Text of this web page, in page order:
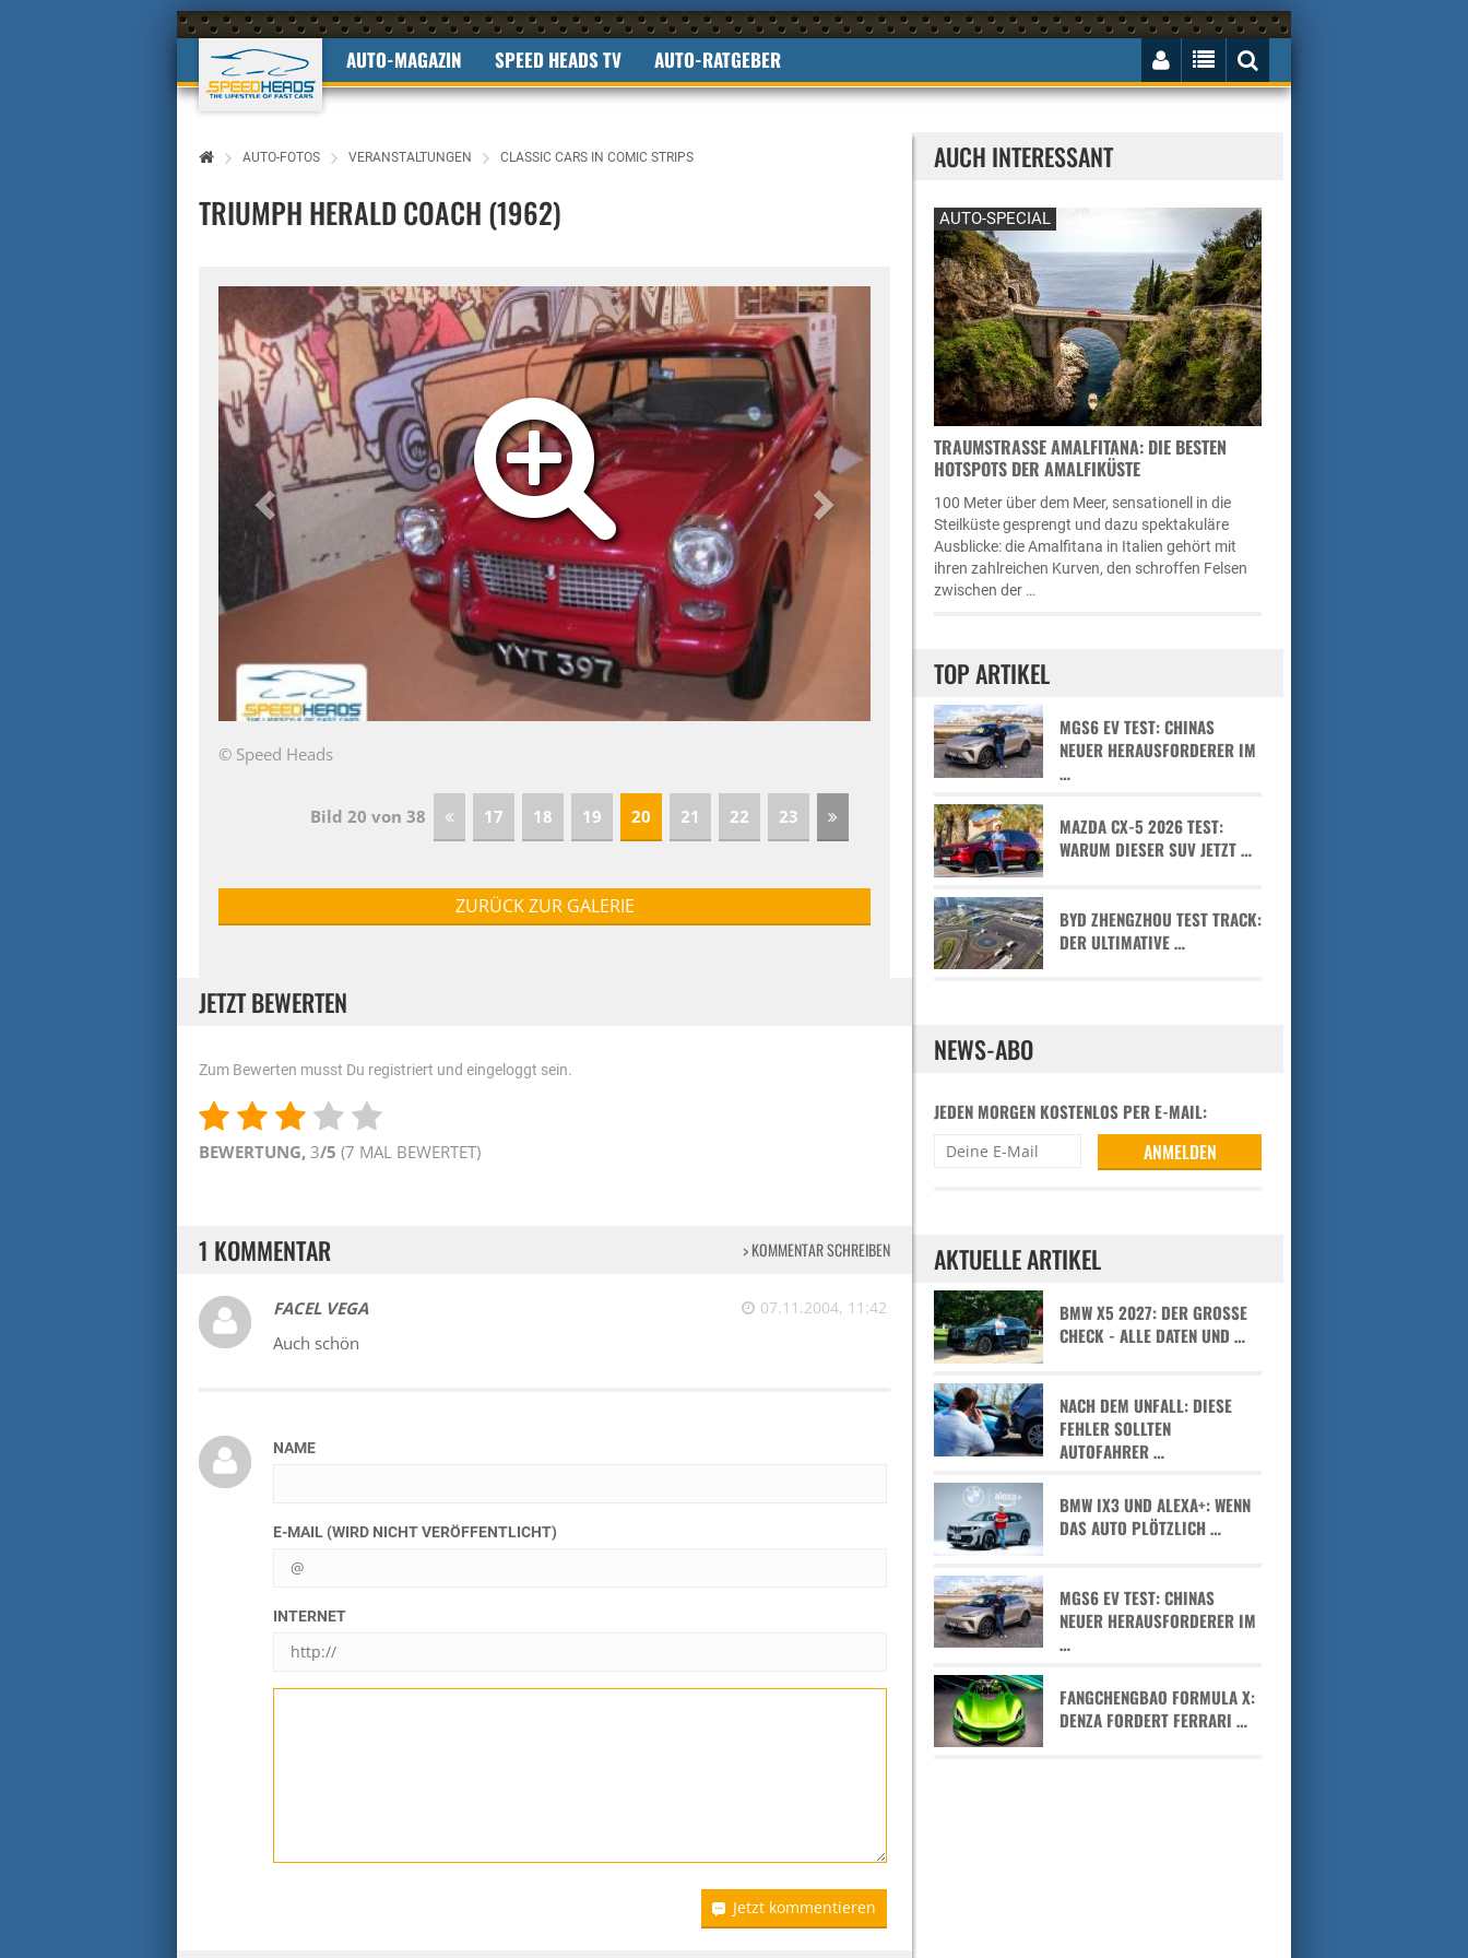
AUTO-MAGAZIN SPEED HEADS TV AUTO-RATGEBER
AUTO-FOTOS VERANSTALTUNGEN CLASSIC CARS IN COMIC STRIPS
TRIUMPH HERALD COACH (1962)
© Speed Heads
Bild 20 von 38 17 18 19 20 21 22 23
ZURÜCK ZUR GALERIE
JETZT BEWERTEN
Zum Bewerten musst Du registriert und eingeloggt sein.
BEWERTUNG, 3/5 (7 MAL BEWERTET)
1 KOMMENTAR > KOMMENTAR SCHREIBEN
FACEL VEGA 07.11.2004, 11:42
Auch schön
NAME
E-MAIL (WIRD NICHT VERÖFFENTLICHT)
INTERNET
Jetzt kommentieren
AUCH INTERESSANT
AUTO-SPECIAL
TRAUMSTRASSE AMALFITANA: DIE BESTEN H
OTSPOTS DER AMALFIKÜSTE
100 Meter über dem Meer, sensationell in die
Steilküste gesprengt und dazu spektakuläre
Ausblicke: die Amalfitana in Italien gehört mit
ihren zahlreichen Kurven, den schroffen Felsen
zwischen der …
TOP ARTIKEL
MGS6 EV TEST: CHINAS
NEUER HERAUSFORDERER IM
…
MAZDA CX-5 2026 TEST:
WARUM DIESER SUV JETZT …
BYD ZHENGZHOU TEST TRACK:
DER ULTIMATIVE …
NEWS-ABO
JEDEN MORGEN KOSTENLOS PER E-MAIL:
AKTUELLE ARTIKEL
BMW X5 2027: DER GROSSE C
HECK - ALLE DATEN UND …
NACH DEM UNFALL: DIESE
FEHLER SOLLTEN
AUTOFAHRER …
BMW IX3 UND ALEXA+: WENN
DAS AUTO PLÖTZLICH …
MGS6 EV TEST: CHINAS
NEUER HERAUSFORDERER IM
…
FANGCHENGBAO FORMULA X:
DENZA FORDERT FERRARI …